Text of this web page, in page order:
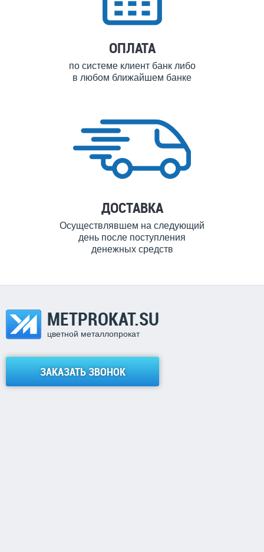
ОПЛАТА
по системе клиент банк либо
в любом ближайшем банке
ДОСТАВКА
Осуществлявшем на следующий
день после поступления
денежных средств
METPROKAT.SU
цветной металлопрокат
ЗАКАЗАТЬ ЗВОНОК